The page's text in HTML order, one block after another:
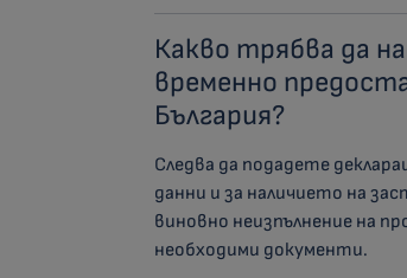
Какво трябва да
временно
България?
Следва да подадете
данни и за наличието на
виновно неизпълнение на
необходими документи.